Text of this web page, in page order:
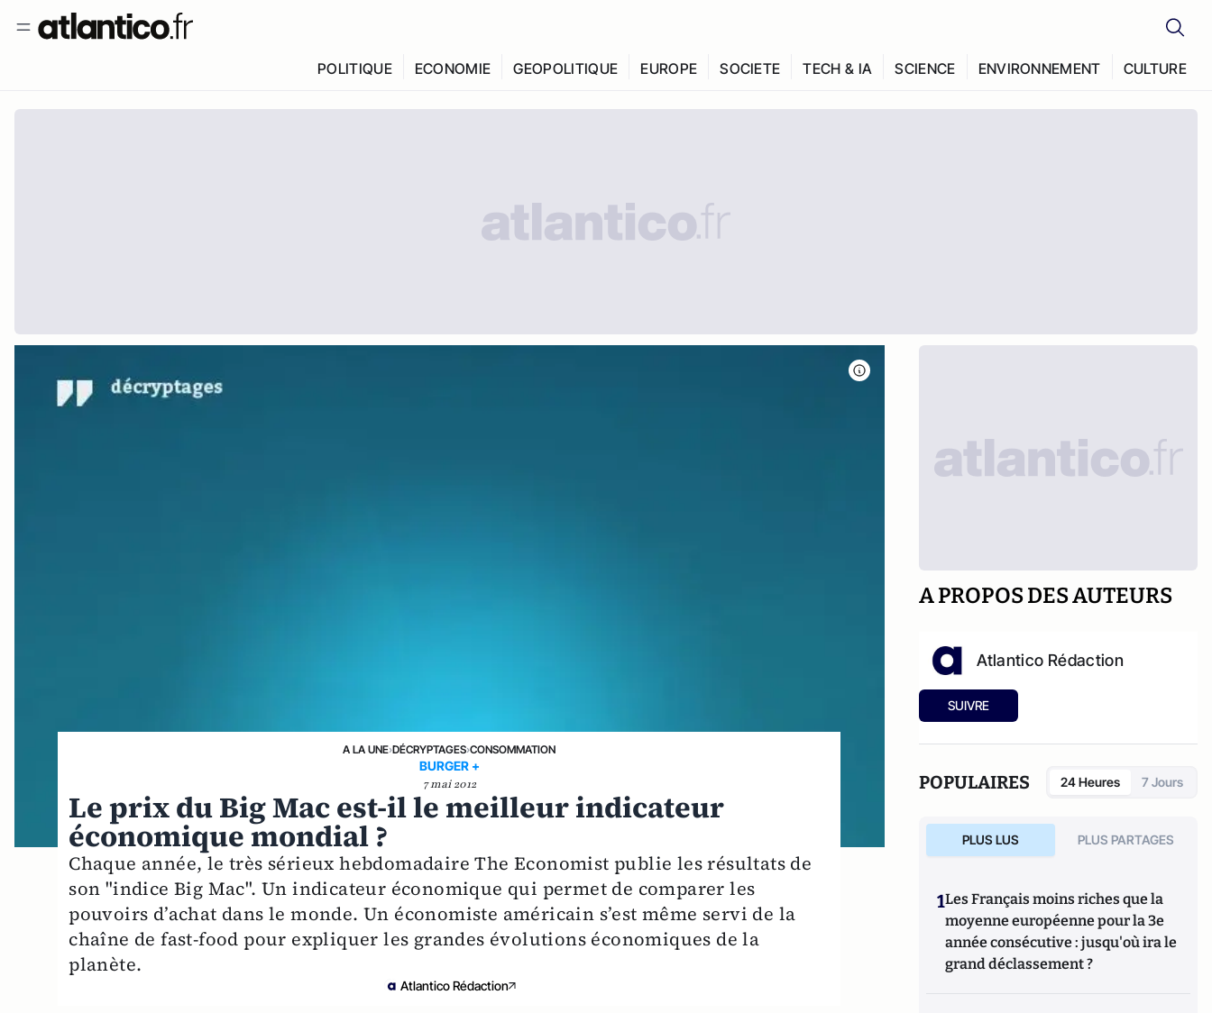
POLITIQUE ECONOMIE GEOPOLITIQUE EUROPE SOCIETE TECH & IA SCIENCE ENVIRONNEMENT CULTURE
A LA UNE›DÉCRYPTAGES›CONSOMMATION
BURGER +
7 mai 2012
Le prix du Big Mac est-il le meilleur indicateur
économique mondial ?
Chaque année, le très sérieux hebdomadaire The Economist publie les résultats de
son "indice Big Mac". Un indicateur économique qui permet de comparer les
pouvoirs d’achat dans le monde. Un économiste américain s’est même servi de la
chaîne de fast-food pour expliquer les grandes évolutions économiques de la
planète.
Atlantico Rédaction
A PROPOS DES AUTEURS
Atlantico Rédaction
SUIVRE
POPULAIRES 24 Heures 7 Jours
PLUS LUS PLUS PARTAGES
1Les Français moins riches que la
moyenne européenne pour la 3e
année consécutive : jusqu'où ira le
grand déclassement ?